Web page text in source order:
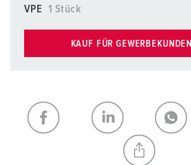
VPE
1 Stück
KAUF FÜR GEWERBEKUNDEN